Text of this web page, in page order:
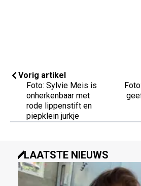
Vorig artikel
Foto: Sylvie Meis is
onherkenbaar met
rode lippenstift en
piepklein jurkje
LAATSTE NIEUWS